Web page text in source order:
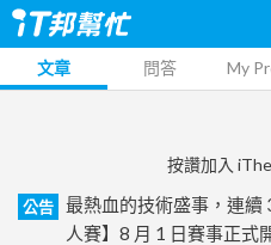
文章 問答 My
按讚加入
公告
最熱血的技術盛事，連續
人賽】8 月 1 日賽事正式